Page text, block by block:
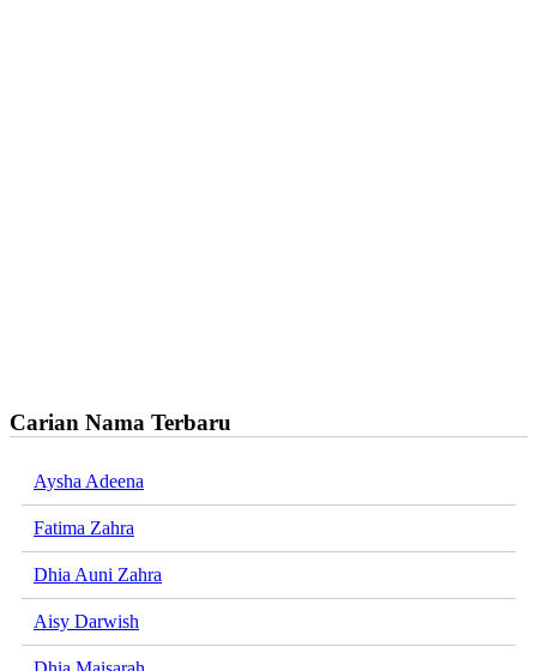
Carian Nama Terbaru
Aysha Adeena
Fatima Zahra
Dhia Auni Zahra
Aisy Darwish